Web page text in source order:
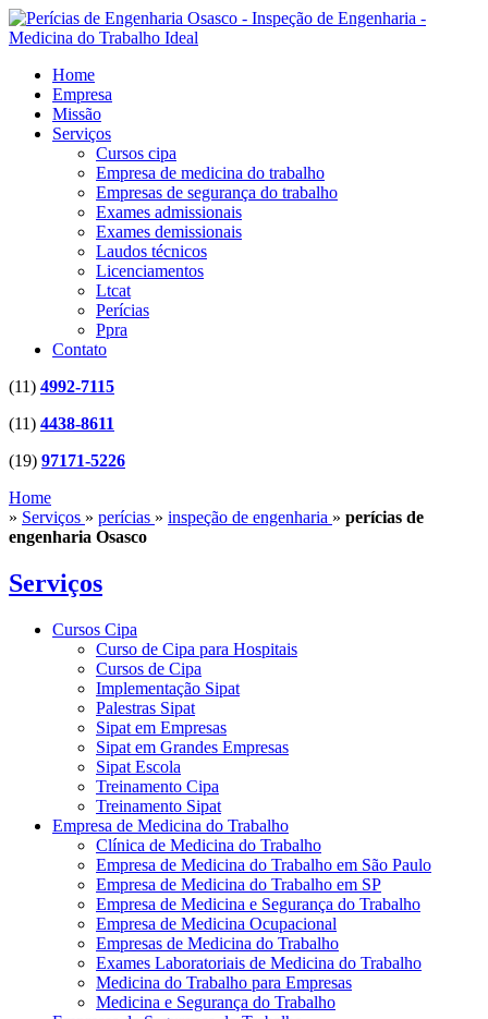
Home
Empresa
Missão
Serviços
Cursos cipa
Empresa de medicina do trabalho
Empresas de segurança do trabalho
Exames admissionais
Exames demissionais
Laudos técnicos
Licenciamentos
Ltcat
Perícias
Ppra
Contato
(11) 4992-7115
(11) 4438-8611
(19) 97171-5226
Home
» Serviços » perícias » inspeção de engenharia » perícias de
engenharia Osasco
Serviços
Cursos Cipa
Curso de Cipa para Hospitais
Cursos de Cipa
Implementação Sipat
Palestras Sipat
Sipat em Empresas
Sipat em Grandes Empresas
Sipat Escola
Treinamento Cipa
Treinamento Sipat
Empresa de Medicina do Trabalho
Clínica de Medicina do Trabalho
Empresa de Medicina do Trabalho em São Paulo
Empresa de Medicina do Trabalho em SP
Empresa de Medicina e Segurança do Trabalho
Empresa de Medicina Ocupacional
Empresas de Medicina do Trabalho
Exames Laboratoriais de Medicina do Trabalho
Medicina do Trabalho para Empresas
Medicina e Segurança do Trabalho